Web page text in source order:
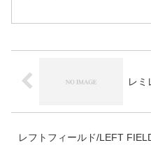
レミ
レフトフィールド/LEFT